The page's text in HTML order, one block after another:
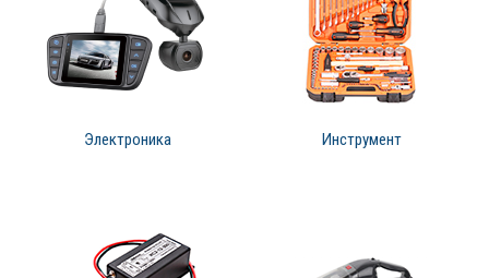
Электроника Инструмент